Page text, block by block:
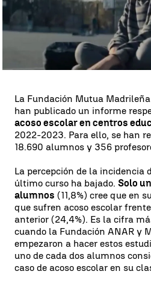
Ángela Herrero
Publicado:
13 de septiembre de
Whatsapp
La Fundación Mutua
han publicado un informe
acoso escolar en centros
2022-2023. Para ello, se han
18.690 alumnos y 356
La percepción de la incidencia
último curso ha bajado. Solo
alumnos (11,8%) cree que en
que sufren acoso escolar
anterior (24,4%). Es la cifra
cuando la Fundación ANAR y
empezaron a hacer estos
uno de cada dos alumnos
caso de acoso escolar en su